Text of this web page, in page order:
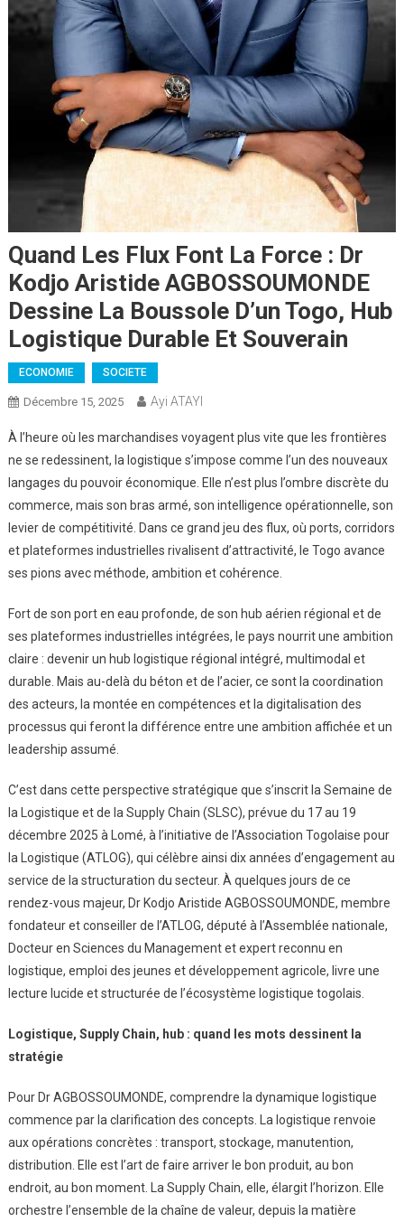
Quand Les Flux Font La Force : Dr
Kodjo Aristide AGBOSSOUMONDE
Dessine La Boussole D’un Togo, Hub
Logistique Durable Et Souverain
ECONOMIE SOCIETE
Décembre 15, 2025 Ayi ATAYI
À l’heure où les marchandises voyagent plus vite que les frontières
ne se redessinent, la logistique s’impose comme l’un des nouveaux
langages du pouvoir économique. Elle n’est plus l’ombre discrète du
commerce, mais son bras armé, son intelligence opérationnelle, son
levier de compétitivité. Dans ce grand jeu des flux, où ports, corridors
et plateformes industrielles rivalisent d’attractivité, le Togo avance
ses pions avec méthode, ambition et cohérence.
Fort de son port en eau profonde, de son hub aérien régional et de
ses plateformes industrielles intégrées, le pays nourrit une ambition
claire : devenir un hub logistique régional intégré, multimodal et
durable. Mais au-delà du béton et de l’acier, ce sont la coordination
des acteurs, la montée en compétences et la digitalisation des
processus qui feront la différence entre une ambition affichée et un
leadership assumé.
C’est dans cette perspective stratégique que s’inscrit la Semaine de
la Logistique et de la Supply Chain (SLSC), prévue du 17 au 19
décembre 2025 à Lomé, à l’initiative de l’Association Togolaise pour
la Logistique (ATLOG), qui célèbre ainsi dix années d’engagement au
service de la structuration du secteur. À quelques jours de ce
rendez-vous majeur, Dr Kodjo Aristide AGBOSSOUMONDE, membre
fondateur et conseiller de l’ATLOG, député à l’Assemblée nationale,
Docteur en Sciences du Management et expert reconnu en
logistique, emploi des jeunes et développement agricole, livre une
lecture lucide et structurée de l’écosystème logistique togolais.
Logistique, Supply Chain, hub : quand les mots dessinent la
stratégie
Pour Dr AGBOSSOUMONDE, comprendre la dynamique logistique
commence par la clarification des concepts. La logistique renvoie
aux opérations concrètes : transport, stockage, manutention,
distribution. Elle est l’art de faire arriver le bon produit, au bon
endroit, au bon moment. La Supply Chain, elle, élargit l’horizon. Elle
orchestre l’ensemble de la chaîne de valeur, depuis la matière